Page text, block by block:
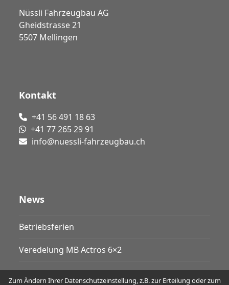
Nüssli Fahrzeugbau AG
Gheidstrasse 21
5507 Mellingen
Kontakt
+41 56 491 18 63
+41 77 265 29 91
info@nuessli-fahrzeugbau.ch
News
Betriebsferien
Veredelung MB Actros 6×2
Zum Ändern Ihrer Datenschutzeinstellung, z.B. zur Erteilung oder zum